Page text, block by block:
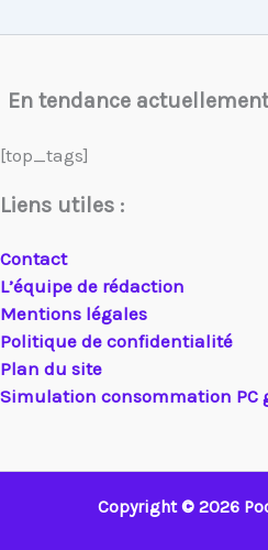
En tendance
[top_tags]
Liens utiles :
Contact
L’équipe de rédaction
Mentions légales
Politique de confidentialité
Plan du site
Simulation consommation PC
Copyright © 2026